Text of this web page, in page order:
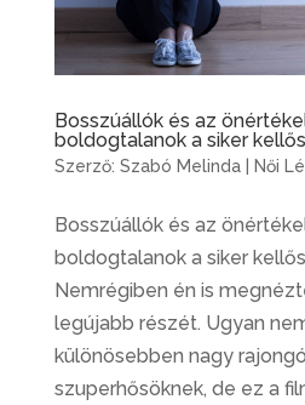
Bosszúállók és az
boldogtalanok a siker
Szerző: Szabó Melinda| Női
Bosszúállók és az
boldogtalanok a siker
Nemrégiben én is
legújabb részét. Ugyan
különösebben nagy
szuperhősöknek, de ez a